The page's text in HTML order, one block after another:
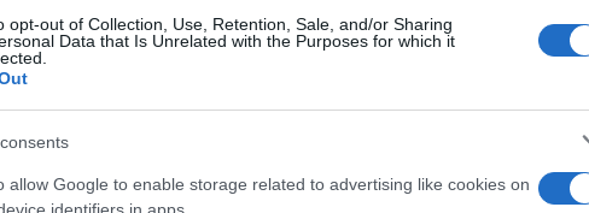
opt-out of Collection, Use, Retention, Sale, and/or Sharing
Data that Is Unrelated with the Purposes for which it
allow Google to enable storage related to advertising like cookies on